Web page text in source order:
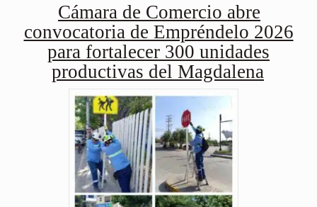
Cámara de Comercio abre
convocatoria de Empréndelo 2026
para fortalecer 300 unidades
productivas del Magdalena